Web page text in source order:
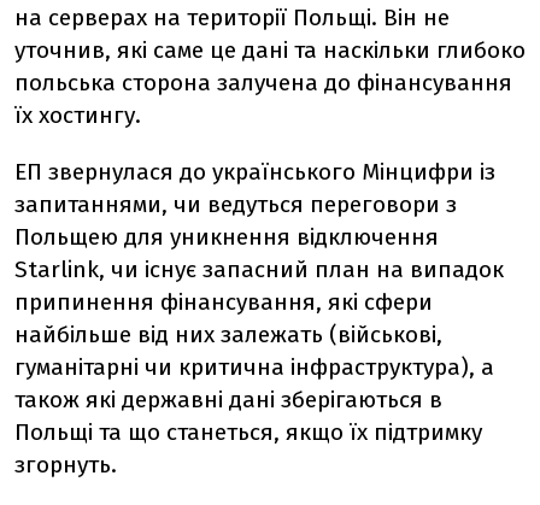
на серверах на території Польщі. Він не
уточнив, які саме це дані та наскільки глибоко
польська сторона залучена до фінансування
їх хостингу.
ЕП звернулася до українського Мінцифри із
запитаннями, чи ведуться переговори з
Польщею для уникнення відключення
Starlink, чи існує запасний план на випадок
припинення фінансування, які сфери
найбільше від них залежать (військові,
гуманітарні чи критична інфраструктура), а
також які державні дані зберігаються в
Польщі та що станеться, якщо їх підтримку
згорнуть.